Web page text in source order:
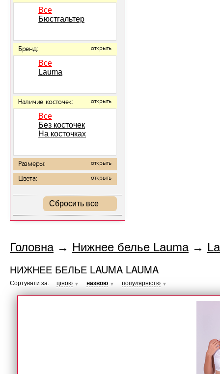
Все
Бюстгальтер
Бренд: открыть
Все
Lauma
Наличие косточек: открыть
Все
Без косточек
На косточках
Размеры: открыть
Цвета: открыть
Сбросить все
Головна→ Нижнее белье Lauma→
НИЖНЕЕ БЕЛЬЕ LAUMA LAUMA
Сортувати за: ціною ▼ назвою ▼ популярністю ▼